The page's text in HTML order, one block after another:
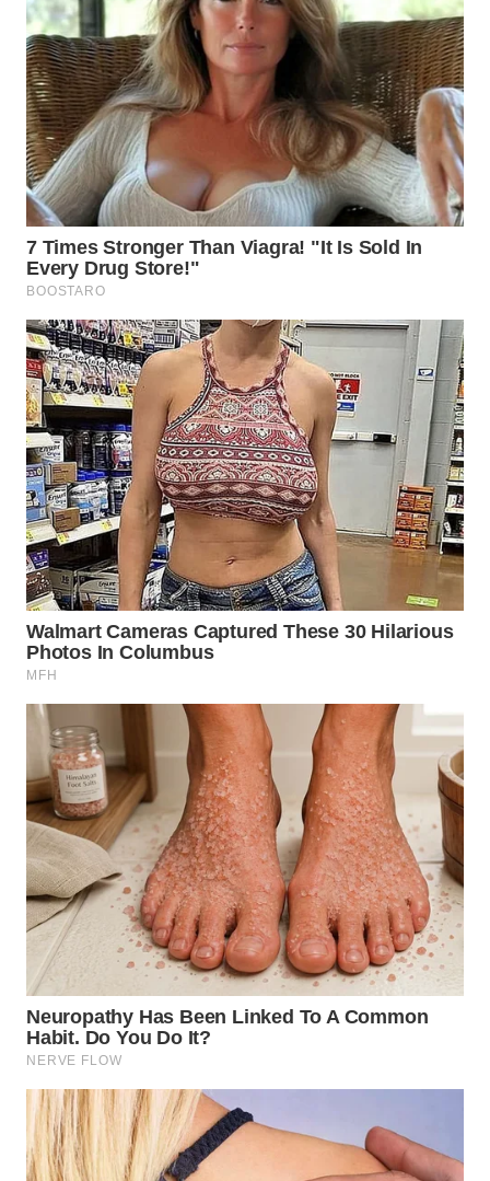
WN
GORONTALO
WN
SULUT
WN
MALUKU
WN
WN
DAIRI
WN
DANAU
TOBA
WN
NIAS
WN
LANGKAT
TAPANULI
SELATAN
WN
TANJUNG
LESUNG
WN
KARO
SIMALUNGUN
WN
LABUHANBATU
WN